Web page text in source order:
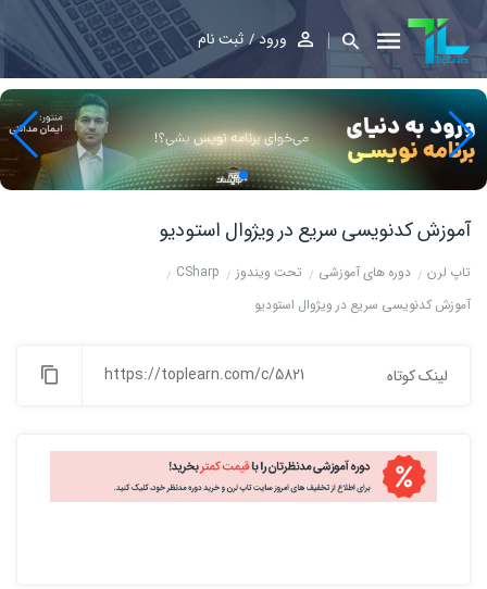
ورود ثبت نام
آموزش کدنویسی سریع در ویژوال استودیو
تاپ لرن دوره های آموزشی تحت ویندوز
CSharp
آموزش کدنویسی سریع در ویژوال استودیو
لینک کوتاه https://toplearn.com/c/5821